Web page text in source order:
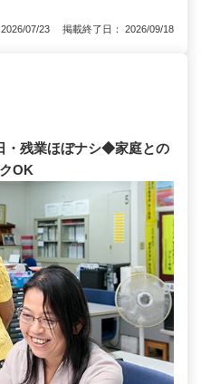
2026/07/23 掲載終了日： 2026/09/18
・残業ほぼナシ◆家庭との
OK